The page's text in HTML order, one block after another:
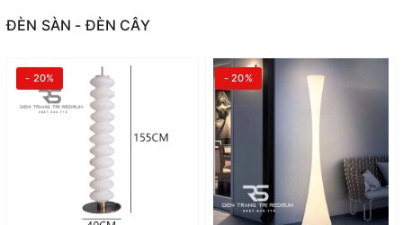
ĐÈN SÀN - ĐÈN CÂY
- 20% - 20%